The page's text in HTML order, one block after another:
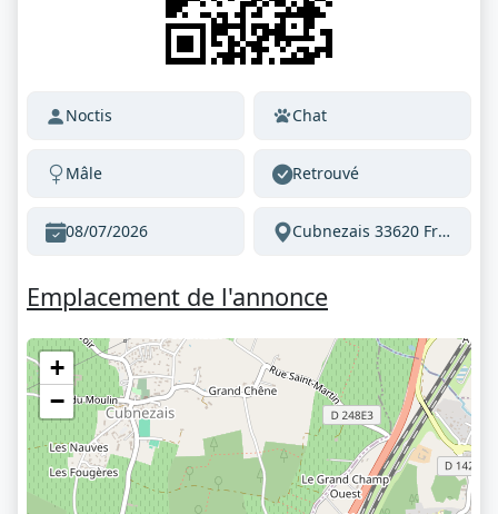
Noctis Chat
Mâle Retrouvé
08/07/2026 Cubnezais 33620 France
Emplacement de l'annonce
+
−